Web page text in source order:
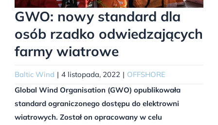
GWO: nowy standard dla
osób rzadko odwiedzających
farmy wiatrowe
Baltic Wind | 4 listopada, 2022 | OFFSHORE
Global Wind Organisation (GWO) opublikowała
standard ograniczonego dostępu do elektrowni
wiatrowych. Został on opracowany w celu